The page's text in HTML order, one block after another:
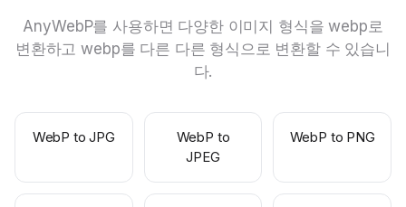
AnyWebP를 사용하면 다양한 이미지 형식을 webp로
변환하고 webp를 다른 다른 형식으로 변환할 수 있습니
다.
WebP to JPG
WebP to
JPEG
WebP to PNG